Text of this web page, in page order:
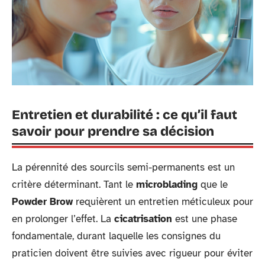
Entretien et durabilité : ce qu’il faut
savoir pour prendre sa décision
La pérennité des sourcils semi-permanents est un
critère déterminant. Tant le microblading que le
Powder Browrequièrent un entretien méticuleux pour
en prolonger l’effet. La cicatrisation est une phase
fondamentale, durant laquelle les consignes du
praticien doivent être suivies avec rigueur pour éviter